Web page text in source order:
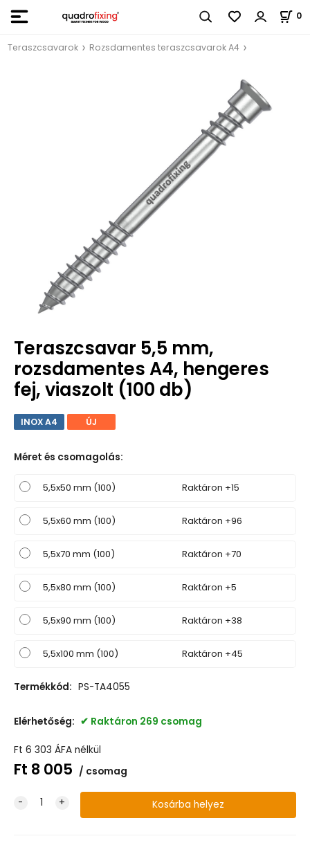
0
Teraszcsavarok Rozsdamentes teraszcsavarok A4
Teraszcsavar 5,5 mm,
rozsdamentes A4, hengeres
fej, viaszolt (100 db)
INOX A4 ÚJ
Méret és csomagolás:
5,5x50 mm (100) Raktáron +15
5,5x60 mm (100) Raktáron +96
5,5x70 mm (100) Raktáron +70
5,5x80 mm (100) Raktáron +5
5,5x90 mm (100) Raktáron +38
5,5x100 mm (100) Raktáron +45
Termékkód: PS-TA4055
Elérhetőség: Raktáron 269 csomag
Ft 6 303 ÁFA nélkül
Ft 8 005 csomag